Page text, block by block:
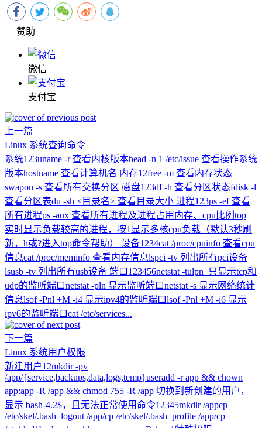
赞助
微信
支付宝
上一篇
Linux 系统查询命令
系统123uname -r 查看内核版本head -n 1 /etc/issue 查看操作系统
版本hostname 查看计算机名 内存12free -m 查看内存状态
swapon -s 查看所有交换分区 磁盘123df -h 查看分区状态fdisk -l
查看分区表du -sh <目录名> 查看目录大小 进程123ps -ef 查看
所有进程ps -aux 查看所有进程及进程占用内存、cpu比例top
实时显示负载较高的进程，按1显示多核cpu负载（默认3秒刷
新，h或?进入top命令帮助） 设备1234cat /proc/cpuinfo 查看cpu
信息cat /proc/meminfo 查看内存信息lspci -tv 列出所有pci设备
lsusb -tv 列出所有usb设备 端口123456netstat -tulpn 只显示tcp和
udp的监听端口netstat -pln 显示监听端口netstat -s 显示网络统计
信息lsof -Pnl +M -i4 显示ipv4的监听端口lsof -Pnl +M -i6 显示
ipv6的监听端口cat /etc/services...
下一篇
Linux 系统用户权限
新建用户12mkdir -pv
/app/{service,backups,data,logs,temp}useradd -r app && chown
app:app -R /app && chmod 755 -R /app 切换到新创建的用户，
显示 bash-4.2$，且无法正常使用命令12345mkdir /appcp
/etc/skel/.bash_logout /app/cp /etc/skel/.bash_profile /app/cp